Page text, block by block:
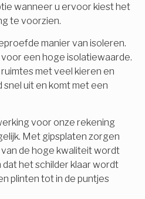
wanneer u ervoor kiest het
te voorzien.
manier van isoleren.
een hoge isolatiewaarde.
met veel kieren en
uit en komt met een
voor onze rekening
Met gipsplaten zorgen
de hoge kwaliteit wordt
het schilder klaar wordt
plinten tot in de puntjes